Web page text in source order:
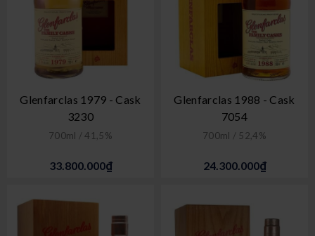
Glenfarclas 1979 - Cask
3230
700ml / 41,5%
33.800.000₫
Glenfarclas 1988 - Cask
7054
700ml / 52,4%
24.300.000₫